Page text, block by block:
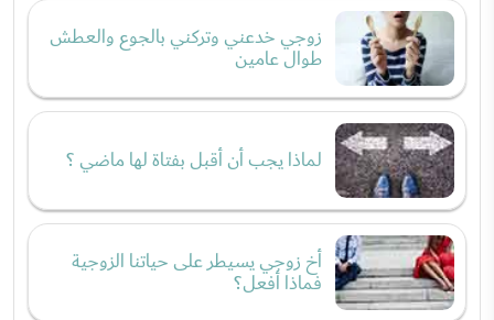
زوجي خدعني وتركني بالجوع والعطش
طوال عامين
لماذا يجب أن أقبل بفتاة لها ماضي ؟
أخ زوجي يسيطر على حياتنا الزوجية
فماذا أفعل؟